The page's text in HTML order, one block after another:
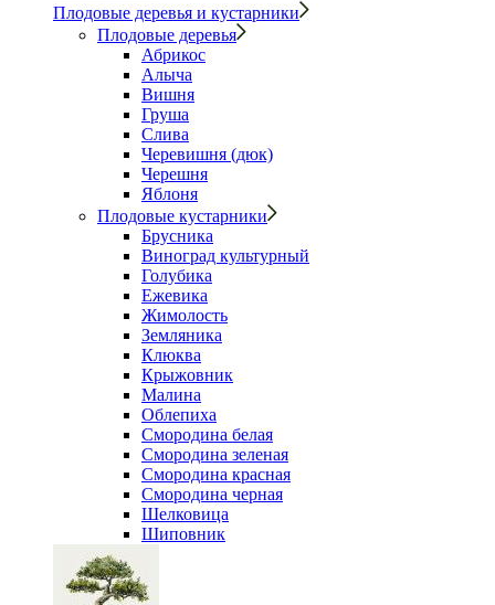
Плодовые деревья и кустарники
Плодовые деревья
Абрикос
Алыча
Вишня
Груша
Слива
Черевишня (дюк)
Черешня
Яблоня
Плодовые кустарники
Брусника
Виноград культурный
Голубика
Ежевика
Жимолость
Земляника
Клюква
Крыжовник
Малина
Облепиха
Смородина белая
Смородина зеленая
Смородина красная
Смородина черная
Шелковица
Шиповник